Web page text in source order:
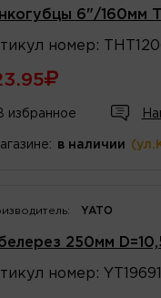
6"/160мм
номер :
избранное
в наличии
YATO
250мм
номер : YT19691